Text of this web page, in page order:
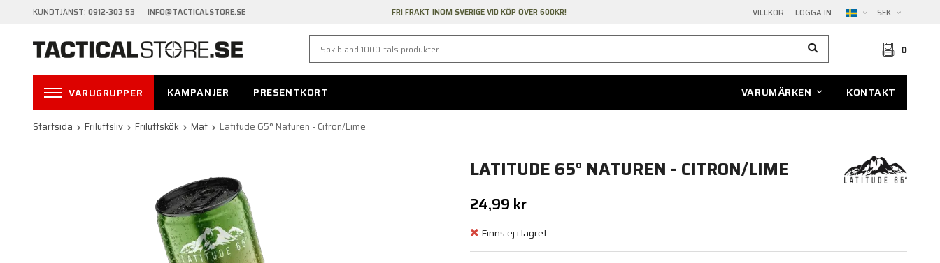
KUNDTJÄNST: 0912-303 53 INFO@TACTICALSTORE.SE VILLKOR LOGGA IN SEK
FRI FRAKT INOM SVERIGE VID KÖP ÖVER 600KR!
0
VARUGRUPPER KAMPANJER PRESENTKORT VARUMÄRKEN KONTAKT
Startsida Friluftsliv Friluftskök Mat Latitude 65° Naturen - Citron/Lime
LATITUDE 65° NATUREN - CITRON/LIME
24,99 kr
Finns ej i lagret